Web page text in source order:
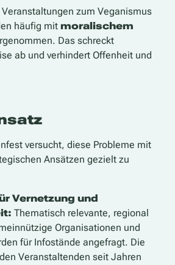
zum Veganismus
häufig mit moralischem
Das schreckt
ab und verhindert Offenheit und
versucht, diese Probleme mit
Ansätzen gezielt zu
Vernetzung und
Thematisch relevante, regional
Organisationen und
für Infostände angefragt. Die
Veranstaltenden seit Jahren